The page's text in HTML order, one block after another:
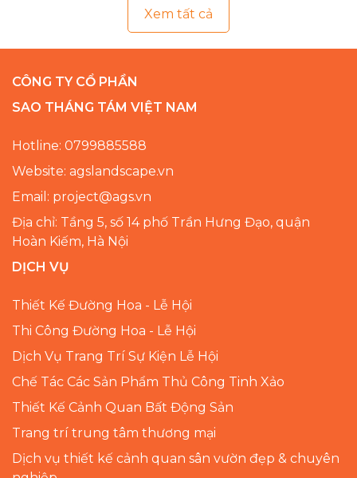
Xem tất cả
CÔNG TY CỔ PHẦN
SAO THÁNG TÁM VIỆT NAM
Hotline: 0799885588
Website: agslandscape.vn
Email: project@ags.vn
Địa chỉ: Tầng 5, số 14 phố Trần Hưng Đạo, quận
Hoàn Kiếm, Hà Nội
DỊCH VỤ
Thiết Kế Đường Hoa - Lễ Hội
Thi Công Đường Hoa - Lễ Hội
Dịch Vụ Trang Trí Sự Kiện Lễ Hội
Chế Tác Các Sản Phẩm Thủ Công Tinh Xảo
Thiết Kế Cảnh Quan Bất Động Sản
Trang trí trung tâm thương mại
Dịch vụ thiết kế cảnh quan sân vườn đẹp & chuyên